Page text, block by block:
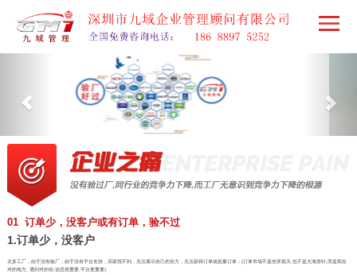
01 订单少，没客户或有订单，验不过
1.订单少，没客户
太多工厂，由于没有验厂，由于没有平台支持，买家找不到，无法展示自己的实力，无法获得订单或批量订单；(订单市场不是坐井观天,也不是大海捞针,而是我在
对的地方, 遇到对的你,信息很重要,平台更重要)